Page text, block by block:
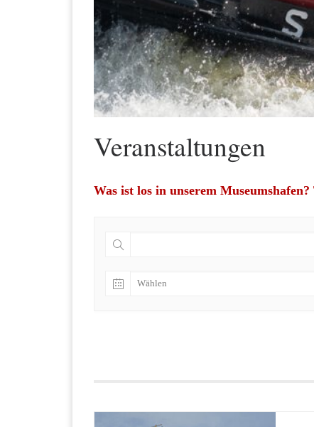
Veranstaltungen
Was ist los in unserem